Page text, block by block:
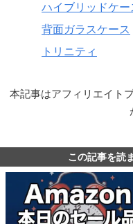
ハイブリッドケー
背面ガラスケース
トリニティ
本記事はアフィリエイト
この記事を読